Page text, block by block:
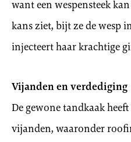
want een wespensteek
kans ziet, bijt ze de wesp
injecteert haar krachtige
Vijanden en verdediging
De gewone tandkaak
vijanden, waaronder